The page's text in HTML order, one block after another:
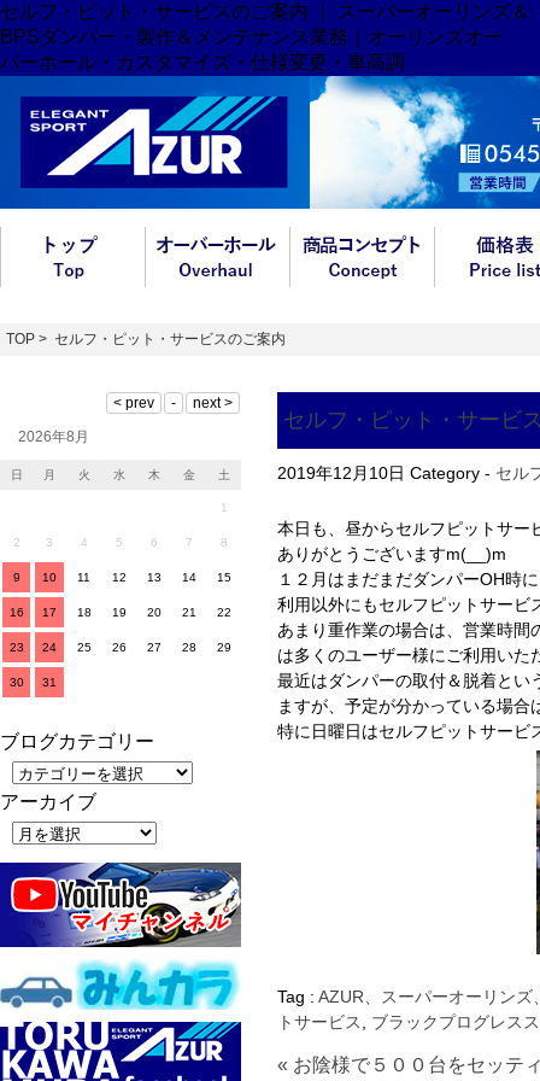
セルフ・ピット・サービスのご案内 ｜ スーパーオーリンズ＆
BPSダンパー・製作＆メンテナンス業務｜オーリンズオー
バーホール・カスタマイズ・仕様変更・車高調
TOP > セルフ・ピット・サービスのご案内
セルフ・ピット・サービ
2019年12月10日 Category - セル
本日も、昼からセルフピットサー
ありがとうございますm(__)m
１２月はまだまだダンパーOH時
利用以外にもセルフピットサービ
あまり重作業の場合は、営業時
は多くのユーザー様にご利用いた
最近はダンパーの取付＆脱着とい
ますが、予定が分かっている場
特に日曜日はセルフピットサービ
Tag : AZUR、スーパーオーリンズ
トサービス
ブラックプログレス
« お陰様で５００台をセッテ
2026年8月
日 月 火 水 木 金 土
1
2 3 4 5 6 7 8
9 10 11 12 13 14 15
16 17 18 19 20 21 22
23 24 25 26 27 28 29
30 31
ブログカテゴリー
アーカイブ